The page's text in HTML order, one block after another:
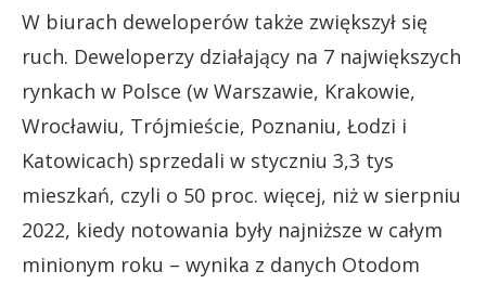
W biurach deweloperów także zwiększył się
ruch. Deweloperzy działający na 7 największych
rynkach w Polsce (w Warszawie, Krakowie,
Wrocławiu, Trójmieście, Poznaniu, Łodzi i
Katowicach) sprzedali w styczniu 3,3 tys
mieszkań, czyli o 50 proc. więcej, niż w sierpniu
2022, kiedy notowania były najniższe w całym
minionym roku – wynika z danych Otodom